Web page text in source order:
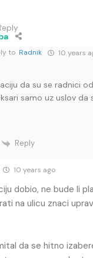
to Radnik 10 years
da su se radnici
samo uz uslov da
Reply
10 years ago
dobio, ne bude li
na ulicu znaci
da se hitno